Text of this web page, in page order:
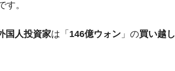
意外な選手とは？
。
国人投資家は「 146億ウォン 」の買い越し